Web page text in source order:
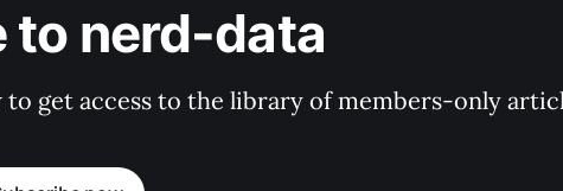
to nerd-data
get access to the library of members-only